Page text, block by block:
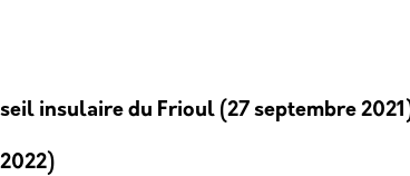
insulaire du Frioul (27 septembre